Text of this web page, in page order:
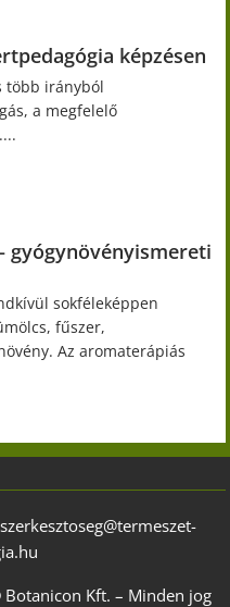
képzésen
több irányból
a megfelelő
gyógynövényismereti
sokféleképpen
fűszer,
Az aromaterápiás
Kft. – Minden jog